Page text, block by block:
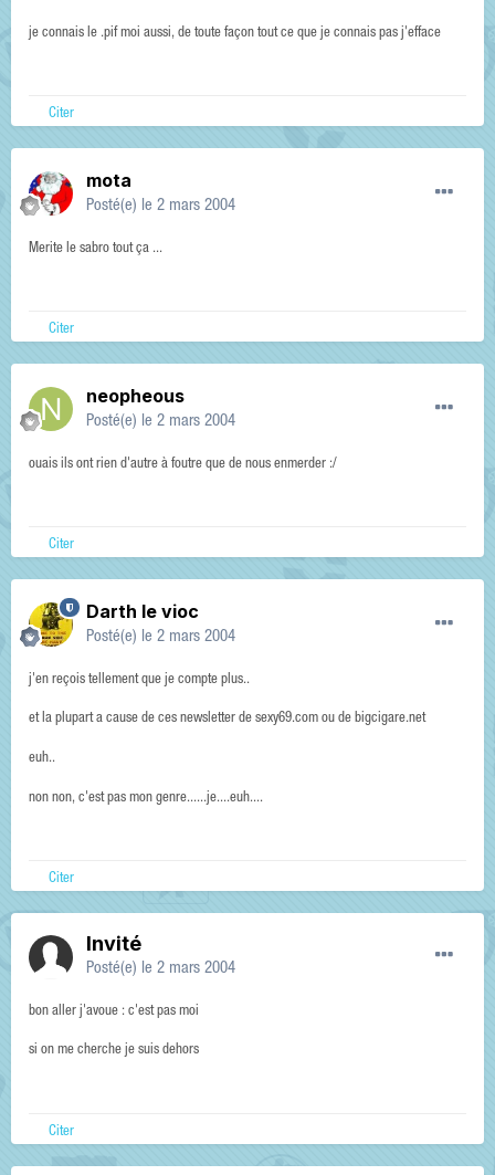
je connais le .pif moi aussi, de toute façon tout ce que je connais pas j'efface
Citer
mota
Posté(e) le 2 mars 2004
Merite le sabro tout ça ...
Citer
neopheous
Posté(e) le 2 mars 2004
ouais ils ont rien d'autre à foutre que de nous enmerder :/
Citer
Darth le vioc
Posté(e) le 2 mars 2004
j'en reçois tellement que je compte plus..
et la plupart a cause de ces newsletter de sexy69.com ou de bigcigare.net
euh..
non non, c'est pas mon genre......je....euh....
Citer
Invité
Posté(e) le 2 mars 2004
bon aller j'avoue : c'est pas moi
si on me cherche je suis dehors
Citer